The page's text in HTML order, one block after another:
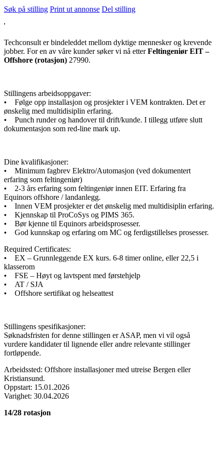
Søk på stilling Print ut annonse Del stilling
'
Techconsult er bindeleddet mellom dyktige mennesker og krevende
jobber. For en av våre kunder søker vi nå etterFeltingeniør EIT –
Offshore (rotasjon) 27990.
Stillingens arbeidsoppgaver:
• Følge opp installasjon og prosjekter i VEM kontrakten. Det er
ønskelig med multidisiplin erfaring.
• Punch runder og handover til drift/kunde. I tillegg utføre slutt
dokumentasjon som red-line mark up.
Dine kvalifikasjoner:
• Minimum fagbrev Elektro/Automasjon (ved dokumentert
erfaring som feltingeniør)
• 2-3 års erfaring som feltingeniør innen EIT. Erfaring fra
Equinors offshore / landanlegg.
• Innen VEM prosjekter er det ønskelig med multidisiplin erfaring.
• Kjennskap til ProCoSys og PIMS 365.
• Bør kjenne til Equinors arbeidsprosesser.
• God kunnskap og erfaring om MC og ferdigstillelses prosesser.
Required Certificates:
• EX – Grunnleggende EX kurs. 6-8 timer online, eller 22,5 i
klasserom
• FSE – Høyt og lavtspent med førstehjelp
• AT / SJA
• Offshore sertifikat og helseattest
Stillingens spesifikasjoner:
Søknadsfristen for denne stillingen er ASAP, men vi vil også
vurdere kandidater til lignende eller andre relevante stillinger
fortløpende.
Arbeidssted: Offshore installasjoner med utreise Bergen eller
Kristiansund.
Oppstart: 15.01.2026
Varighet: 30.04.2026
14/28 rotasjon